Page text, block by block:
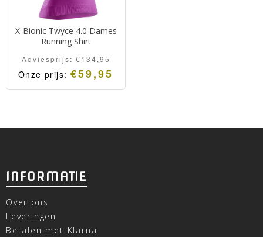
X-Bionic Twyce 4.0 Dames
Running Shirt
Adviesprijs: €134,95
Onze prijs: €59,95
INFORMATIE
Over ons
Leveringen
Betalen met Klarna